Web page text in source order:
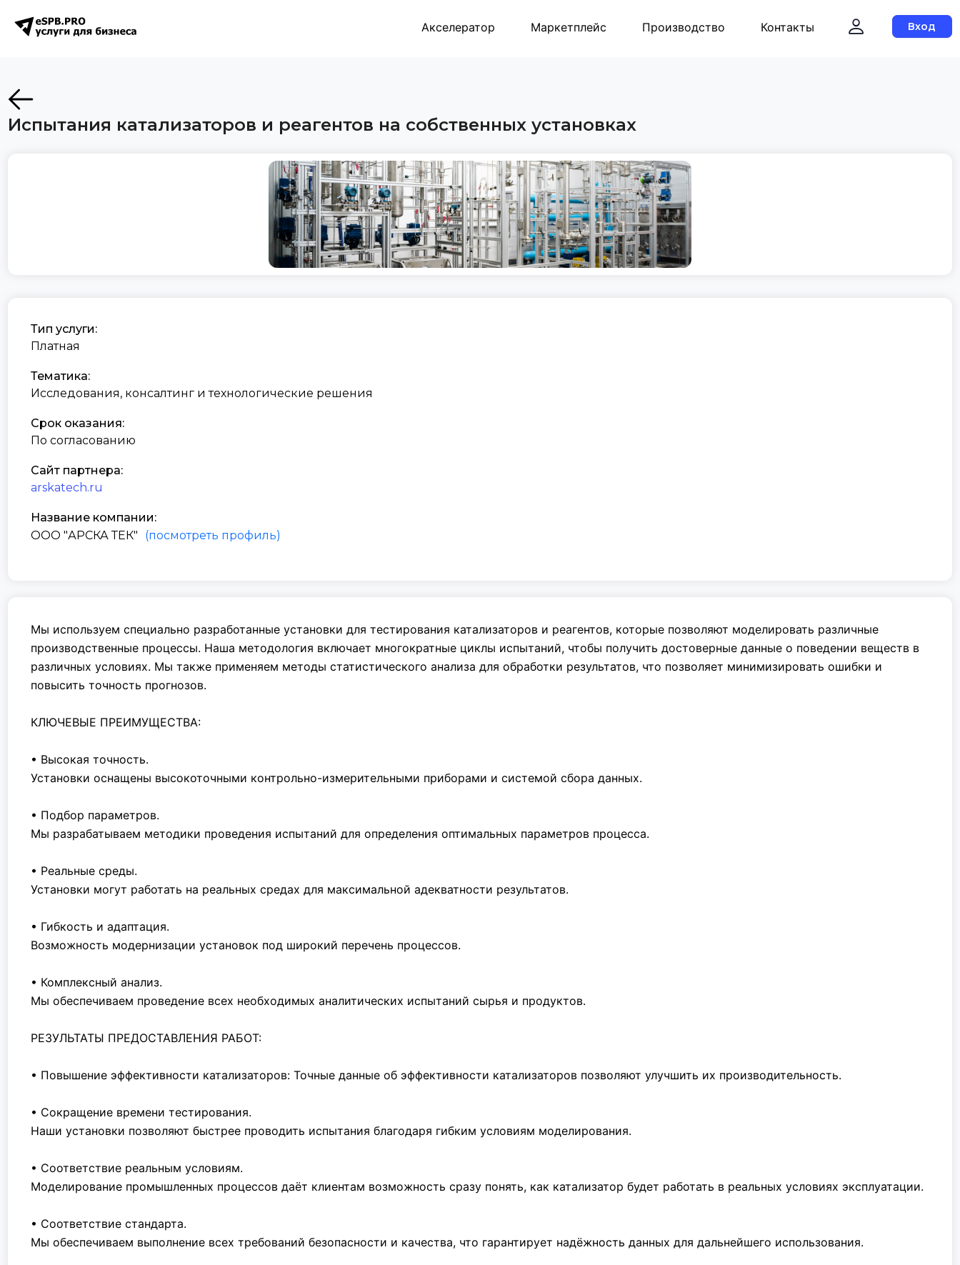
Акселератор Маркетплейс Производство Контакты Вход
Испытания катализаторов и реагентов на собственных установках
Тип услуги:
Платная
Тематика:
Исследования, консалтинг и технологические решения
Срок оказания:
По согласованию
Сайт партнера:
arskatech.ru
Название компании:
ООО "АРСКА ТЕК"
(посмотреть профиль)
Мы используем специально разработанные установки для тестирования катализаторов и реагентов, которые позволяют моделировать различные
производственные процессы. Наша методология включает многократные циклы испытаний, чтобы получить достоверные данные о поведении веществ в
различных условиях. Мы также применяем методы статистического анализа для обработки результатов, что позволяет минимизировать ошибки и
повысить точность прогнозов.
КЛЮЧЕВЫЕ ПРЕИМУЩЕСТВА:
• Высокая точность.
Установки оснащены высокоточными контрольно-измерительными приборами и системой сбора данных.
• Подбор параметров.
Мы разрабатываем методики проведения испытаний для определения оптимальных параметров процесса.
• Реальные среды.
Установки могут работать на реальных средах для максимальной адекватности результатов.
• Гибкость и адаптация.
Возможность модернизации установок под широкий перечень процессов.
• Комплексный анализ.
Мы обеспечиваем проведение всех необходимых аналитических испытаний сырья и продуктов.
РЕЗУЛЬТАТЫ ПРЕДОСТАВЛЕНИЯ РАБОТ:
• Повышение эффективности катализаторов: Точные данные об эффективности катализаторов позволяют улучшить их производительность.
• Сокращение времени тестирования.
Наши установки позволяют быстрее проводить испытания благодаря гибким условиям моделирования.
• Соответствие реальным условиям.
Моделирование промышленных процессов даёт клиентам возможность сразу понять, как катализатор будет работать в реальных условиях эксплуатации.
• Соответствие стандарта.
Мы обеспечиваем выполнение всех требований безопасности и качества, что гарантирует надёжность данных для дальнейшего использования.